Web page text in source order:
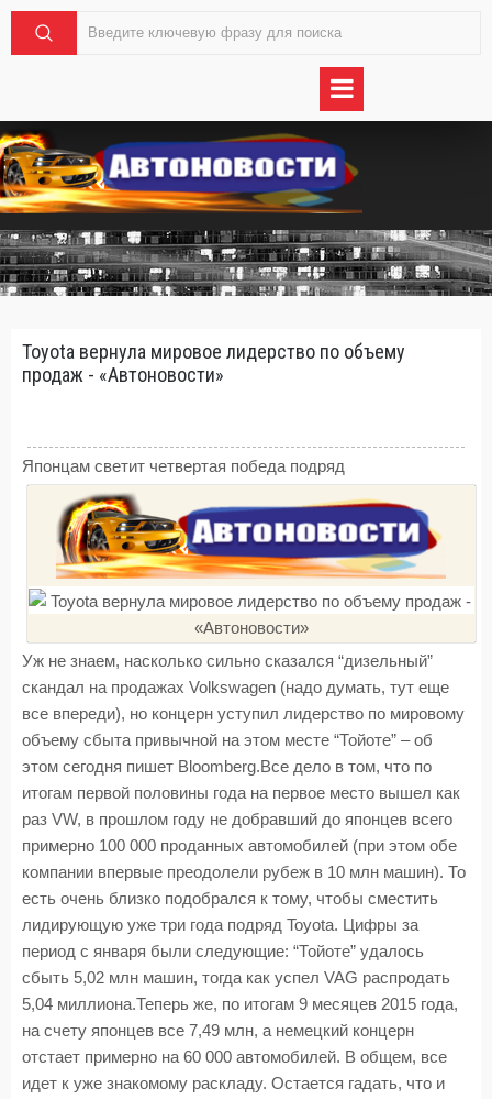
Toyota вернула мировое лидерство по объему
продаж - «Автоновости»
Японцам светит четвертая победа подряд
Уж не знаем, насколько сильно сказался “дизельный”
скандал на продажах Volkswagen (надо думать, тут еще
все впереди), но концерн уступил лидерство по мировому
объему сбыта привычной на этом месте “Тойоте” – об
этом сегодня пишет Bloomberg.Все дело в том, что по
итогам первой половины года на первое место вышел как
раз VW, в прошлом году не добравший до японцев всего
примерно 100 000 проданных автомобилей (при этом обе
компании впервые преодолели рубеж в 10 млн машин). То
есть очень близко подобрался к тому, чтобы сместить
лидирующую уже три года подряд Toyota. Цифры за
период с января были следующие: “Тойоте” удалось
сбыть 5,02 млн машин, тогда как успел VAG распродать
5,04 миллиона.Теперь же, по итогам 9 месяцев 2015 года,
на счету японцев все 7,49 млн, а немецкий концерн
отстает примерно на 60 000 автомобилей. В общем, все
идет к уже знакомому раскладу. Остается гадать, что и